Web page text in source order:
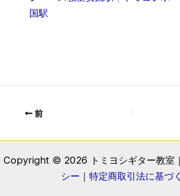
国駅
前
Copyright © 2026 トミヨシギター教室｜
シー ｜ 特定商取引法に基づ